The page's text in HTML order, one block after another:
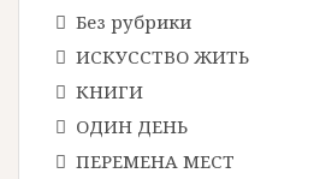
Без рубрики
ИСКУССТВО ЖИТЬ
КНИГИ
ОДИН ДЕНЬ
ПЕРЕМЕНА МЕСТ